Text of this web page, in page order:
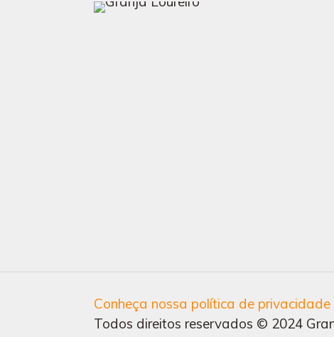
Conheça nossa política de privacidade
Todos direitos reservados © 2024